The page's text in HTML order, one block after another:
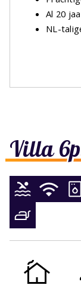
Villa
Al 20
NL-